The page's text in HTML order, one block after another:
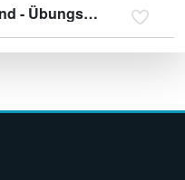
Klettersteig Brustwand - Übungsklettersteig